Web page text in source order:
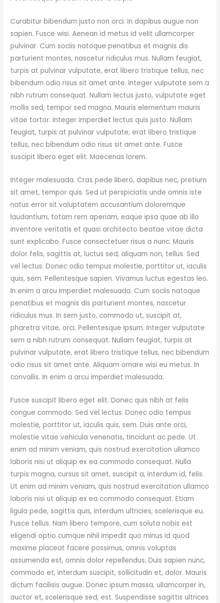
Curabitur bibendum justo non orci. In dapibus augue non
sapien. Fusce wisi. Aenean id metus id velit ullamcorper
pulvinar. Cum sociis natoque penatibus et magnis dis
parturient montes, nascetur ridiculus mus. Nullam feugiat,
turpis at pulvinar vulputate, erat libero tristique tellus, nec
bibendum odio risus sit amet ante. Integer vulputate sem a
nibh rutrum consequat. Nullam lectus justo, vulputate eget
mollis sed, tempor sed magna. Mauris elementum mauris
vitae tortor. Integer imperdiet lectus quis justo. Nullam
feugiat, turpis at pulvinar vulputate, erat libero tristique
tellus, nec bibendum odio risus sit amet ante. Fusce
suscipit libero eget elit. Maecenas lorem.
Integer malesuada. Cras pede libero, dapibus nec, pretium
sit amet, tempor quis. Sed ut perspiciatis unde omnis iste
natus error sit voluptatem accusantium doloremque
laudantium, totam rem aperiam, eaque ipsa quae ab illo
inventore veritatis et quasi architecto beatae vitae dicta
sunt explicabo. Fusce consectetuer risus a nunc. Mauris
dolor felis, sagittis at, luctus sed, aliquam non, tellus. Sed
vel lectus. Donec odio tempus molestie, porttitor ut, iaculis
quis, sem. Pellentesque sapien. Vivamus luctus egestas leo.
In enim a arcu imperdiet malesuada. Cum sociis natoque
penatibus et magnis dis parturient montes, nascetur
ridiculus mus. In sem justo, commodo ut, suscipit at,
pharetra vitae, orci. Pellentesque ipsum. Integer vulputate
sem a nibh rutrum consequat. Nullam feugiat, turpis at
pulvinar vulputate, erat libero tristique tellus, nec bibendum
odio risus sit amet ante. Aliquam ornare wisi eu metus. In
convallis. In enim a arcu imperdiet malesuada.
Fusce suscipit libero eget elit. Donec quis nibh at felis
congue commodo. Sed vel lectus. Donec odio tempus
molestie, porttitor ut, iaculis quis, sem. Duis ante orci,
molestie vitae vehicula venenatis, tincidunt ac pede. Ut
enim ad minim veniam, quis nostrud exercitation ullamco
laboris nisi ut aliquip ex ea commodo consequat. Nulla
turpis magna, cursus sit amet, suscipit a, interdum id, felis.
Ut enim ad minim veniam, quis nostrud exercitation ullamco
laboris nisi ut aliquip ex ea commodo consequat. Etiam
ligula pede, sagittis quis, interdum ultricies, scelerisque eu.
Fusce tellus. Nam libero tempore, cum soluta nobis est
eligendi optio cumque nihil impedit quo minus id quod
maxime placeat facere possimus, omnis voluptas
assumenda est, omnis dolor repellendus. Duis sapien nunc,
commodo et, interdum suscipit, sollicitudin et, dolor. Mauris
dictum facilisis augue. Donec ipsum massa, ullamcorper in,
auctor et, scelerisque sed, est. Suspendisse sagittis ultrices